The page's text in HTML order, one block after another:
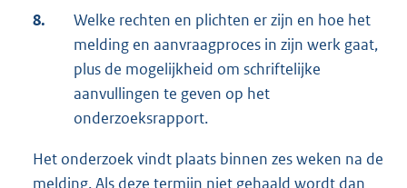
8.
Welke rechten en plichten er zijn en hoe het
melding en aanvraagproces in zijn werk gaat,
plus de mogelijkheid om schriftelijke
aanvullingen te geven op het
onderzoeksrapport.
Het onderzoek vindt plaats binnen zes weken na de
melding. Als deze termijn niet gehaald wordt dan